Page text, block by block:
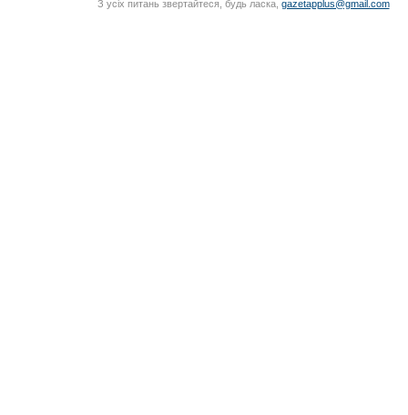
З усіх питань звертайтеся, будь ласка, gazetapplus@gmail.com